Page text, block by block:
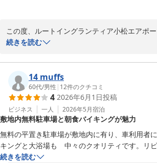
この度、ルートイングランティア小松エアポ
て、誠にありがとうございます。
当館の温泉施設をご満足頂けた様子で、大変
こちらの天然温泉は冷え性や疲労回復などの
日帰り入浴も営業しておりますので、
近隣に来られた際には、是非お立ち寄りくださ
ぎくださいませ。
またのお越しを心よりお待ちしております。
続きを読む
14 muffs
60代/男性 | 12件のクチコミ
4 2026年6月1日投稿
ビジネス 一人 2026年5月宿泊
敷地内無料駐車場と朝食バイキングが魅力
無料の平置き駐車場が敷地内に有り、車利用者
キングと大浴場も　中々のクオリティです。リ
続きを読む